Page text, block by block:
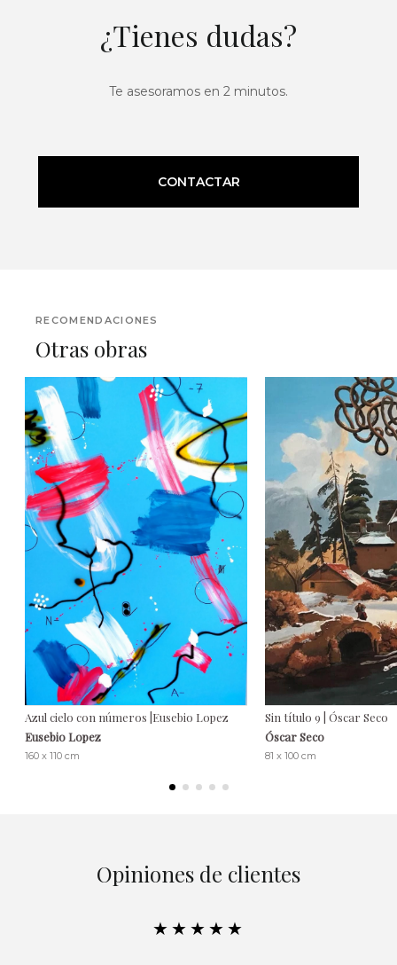
¿Tienes dudas?
Te asesoramos en 2 minutos.
CONTACTAR
RECOMENDACIONES
Otras obras
Azul cielo con números |Eusebio Lopez
Eusebio Lopez
160 x 110 cm
Sin título 9 | Óscar Seco
Óscar Seco
81 x 100 cm
Opiniones de clientes
★★★★★